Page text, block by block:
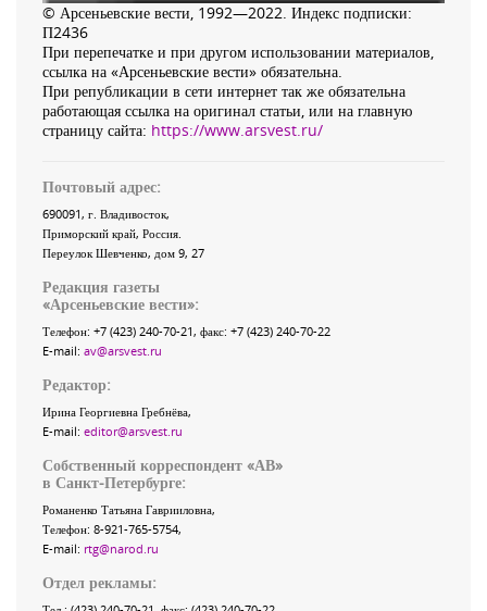
© Арсеньевские вести, 1992—2022. Индекс подписки:
П2436
При перепечатке и при другом использовании материалов,
ссылка на «Арсеньевские вести» обязательна.
При републикации в сети интернет так же обязательна
работающая ссылка на оригинал статьи, или на главную
страницу сайта: https://www.arsvest.ru/
Почтовый адрес:
690091, г. Владивосток,
Приморский край, Россия
Переулок Шевченко, дом 9, 27
Редакция газеты
«Арсеньевские вести»:
Телефон: +7 (423) 240-70-21, факс: +7 (423) 240-70-22
E-mail: av@arsvest.ru
Редактор:
Ирина Георгиевна Гребнёва,
E-mail: editor@arsvest.ru
Собственный корреспондент «АВ»
в Санкт-Петербурге:
Романенко Татьяна Гаврииловна,
Телефон: 8-921-765-5754,
E-mail: rtg@narod.ru
Отдел рекламы: